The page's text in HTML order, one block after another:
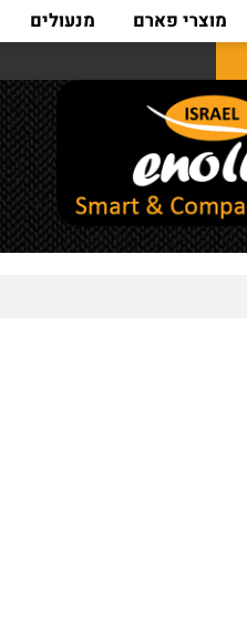
מוצרי פארם מנעולים